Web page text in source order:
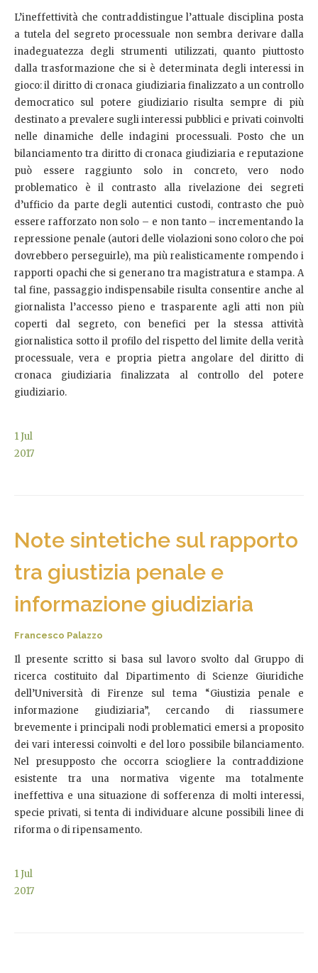
L’ineffettività che contraddistingue l’attuale disciplina posta
a tutela del segreto processuale non sembra derivare dalla
inadeguatezza degli strumenti utilizzati, quanto piuttosto
dalla trasformazione che si è determinata degli interessi in
gioco: il diritto di cronaca giudiziaria finalizzato a un controllo
democratico sul potere giudiziario risulta sempre di più
destinato a prevalere sugli interessi pubblici e privati coinvolti
nelle dinamiche delle indagini processuali. Posto che un
bilanciamento tra diritto di cronaca giudiziaria e reputazione
può essere raggiunto solo in concreto, vero nodo
problematico è il contrasto alla rivelazione dei segreti
d’ufficio da parte degli autentici custodi, contrasto che può
essere rafforzato non solo – e non tanto – incrementando la
repressione penale (autori delle violazioni sono coloro che poi
dovrebbero perseguirle), ma più realisticamente rompendo i
rapporti opachi che si generano tra magistratura e stampa. A
tal fine, passaggio indispensabile risulta consentire anche al
giornalista l’accesso pieno e trasparente agli atti non più
coperti dal segreto, con benefici per la stessa attività
giornalistica sotto il profilo del rispetto del limite della verità
processuale, vera e propria pietra angolare del diritto di
cronaca giudiziaria finalizzata al controllo del potere
giudiziario.
1Jul
2017
Note sintetiche sul rapporto
tra giustizia penale e
informazione giudiziaria
Francesco Palazzo
Il presente scritto si basa sul lavoro svolto dal Gruppo di
ricerca costituito dal Dipartimento di Scienze Giuridiche
dell’Università di Firenze sul tema “Giustizia penale e
informazione giudiziaria”, cercando di riassumere
brevemente i principali nodi problematici emersi a proposito
dei vari interessi coinvolti e del loro possibile bilanciamento.
Nel presupposto che occorra sciogliere la contraddizione
esistente tra una normativa vigente ma totalmente
ineffettiva e una situazione di sofferenza di molti interessi,
specie privati, si tenta di individuare alcune possibili linee di
riforma o di ripensamento.
1Jul
2017